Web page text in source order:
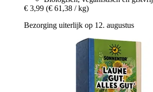
€ 3,99 (€ 61,38 / kg)
Bezorging uiterlijk op 12. augustus